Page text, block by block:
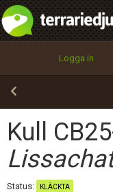
Logga in
Kull
Status: KLÄCKTA
integritetspolicy
Namn:
Epost:
Användarnamn:
Begär nytt lösenord